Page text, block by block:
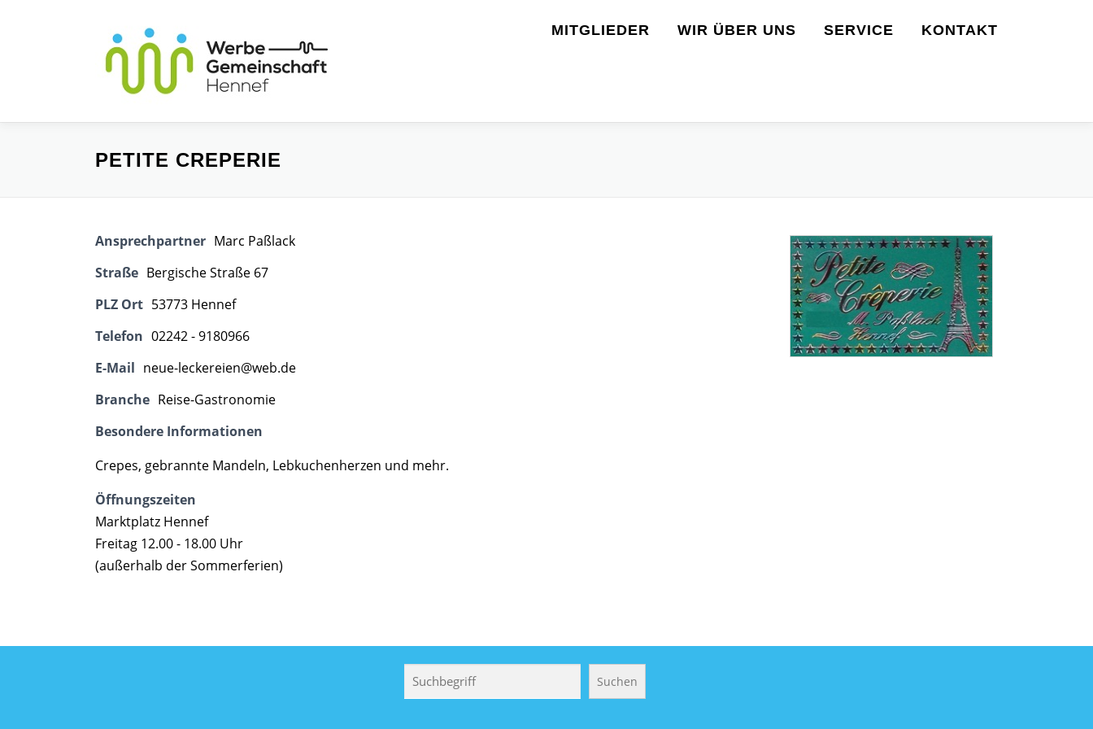
MITGLIEDER WIR ÜBER UNS SERVICE KONTAKT
PETITE CREPERIE
Ansprechpartner Marc Paßlack
Straße Bergische Straße 67
PLZ Ort 53773 Hennef
Telefon 02242 - 9180966
E-Mail neue-leckereien@web.de
Branche Reise-Gastronomie
Besondere Informationen
Crepes, gebrannte Mandeln, Lebkuchenherzen und mehr.
Öffnungszeiten
Marktplatz Hennef
Freitag 12.00 - 18.00 Uhr
(außerhalb der Sommerferien)
Suchen
Suchen